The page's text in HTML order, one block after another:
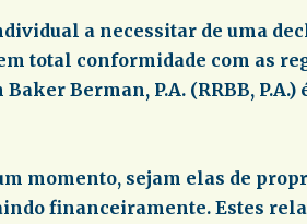
a necessitar de uma
total conformidade com as
Berman, P.A. (RRBB,
momento, sejam elas de
financeiramente. Estes